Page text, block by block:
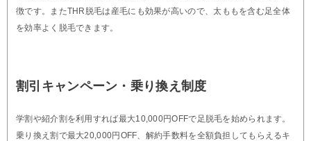
徴です。またTHR脱毛は産毛にも効果が高いので、太ももを含む足全体
を効率よく脱毛できます。
割引キャンペーン・乗り換え制度
学割や紹介割を利用すれば最大10,000円OFFで足脱毛を始められます。
乗り換え割で最大20,000円OFF、解約手数料を全額負担してもらえるキ